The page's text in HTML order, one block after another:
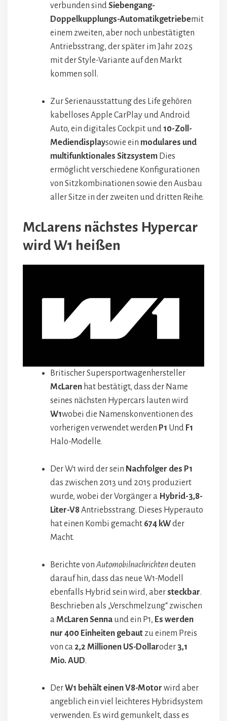
verbunden sind Siebengang-
Doppelkupplungs-Automatikgetriebemit
einem zweiten, aber noch unbestätigten
Antriebsstrang, der später im Jahr 2025
mit der Style-Variante auf den Markt
kommen soll.
Zur Serienausstattung des Life gehören
kabelloses Apple CarPlay und Android
Auto, ein digitales Cockpit und 10-Zoll-
Mediendisplaysowie ein modulares und
multifunktionales Sitzsystem Dies
ermöglicht verschiedene Konfigurationen
von Sitzkombinationen sowie den Ausbau
aller Sitze in der zweiten und dritten Reihe.
McLarens nächstes Hypercar
wird W1 heißen
Britischer Supersportwagenhersteller
McLaren hat bestätigt, dass der Name
seines nächsten Hypercars lauten wird
W1wobei die Namenskonventionen des
vorherigen verwendet werden P1 Und F1
Halo-Modelle.
Der W1 wird der sein Nachfolger des P1
das zwischen 2013 und 2015 produziert
wurde, wobei der Vorgänger a Hybrid-3,8-
Liter-V8Antriebsstrang. Dieses Hyperauto
hat einen Kombi gemacht 674 kWder
Macht.
Berichte von Automobilnachrichtendeuten
darauf hin, dass das neue W1-Modell
ebenfalls Hybrid sein wird, abersteckbar.
Beschrieben als „Verschmelzung“ zwischen
aMcLaren Senna und ein P1, Es werden
nur 400 Einheiten gebaut zu einem Preis
von ca 2,2 Millionen US-Dollaroder 3,1
Mio. AUD.
DerW1 behält einen V8-Motor wird aber
angeblich ein viel leichteres Hybridsystem
verwenden. Es wird gemunkelt, dass es